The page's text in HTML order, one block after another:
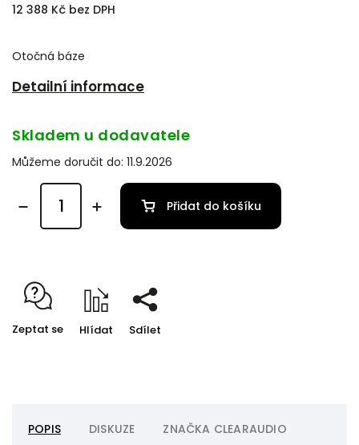
12 388 Kč bez DPH
Otočná báze
Detailní informace
Skladem u dodavatele
Můžeme doručit do: 11.9.2026
Přidat do košíku
Zeptat se Hlídat Sdílet
POPIS DISKUZE ZNAČKA CLEARAUDIO